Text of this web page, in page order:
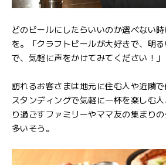
どのビールにしたらいいのか選べない
を。「クラフトビールが大好きで、明
で、気軽に声をかけてみてください！」
訪れるお客さまは地元に住む人や近隣で
スタンディングで気軽に一杯を楽しむ
り過ごすファミリーやママ友の集まり
多いそう。